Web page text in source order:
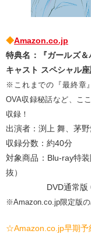
◆Amazon.co.jp
特典名：『ガールズ
キャスト スペシャル座
※これまでの『最終章
OVA収録秘話など、こ
収録！
出演者：渕上 舞、茅
収録分数：約40分
対象商品：Blu-ray特
抜）
DVD通常版 6,930
※Amazon.co.jp限定版の
☆Amazon.co.jp早期